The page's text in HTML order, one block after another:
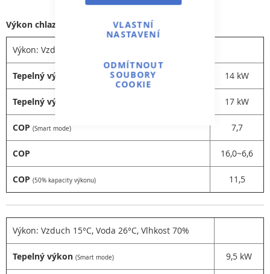
VLASTNÍ
NASTAVENÍ
ODMÍTNOUT
SOUBORY
COOKIE
Výkon chlazení:
Výkon: Vzduch 26°C, Voda 26°C, Vlhkost 80%
Tepelný výkon (Smart mode) 14 kW
Tepelný výkon 17 kW
COP (Smart mode) 7,7
COP 16,0~6,6
COP (50% kapacity výkonu) 11,5
Výkon: Vzduch 15°C, Voda 26°C, Vlhkost 70%
Tepelný výkon (Smart mode) 9,5 kW